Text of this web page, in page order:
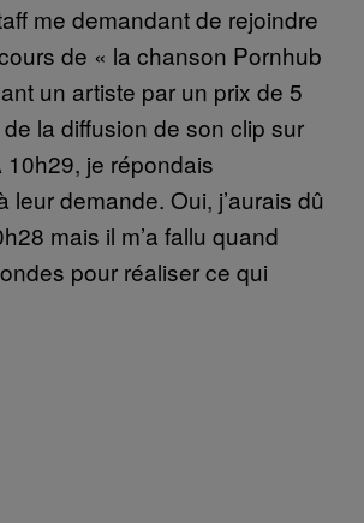
me demandant de rejoindre
de « la chanson Pornhub
un artiste par un prix de 5
la diffusion de son clip sur
je répondais
leur demande. Oui, j’aurais dû
mais il m’a fallu quand
pour réaliser ce qui